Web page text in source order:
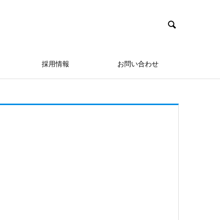

採用情報 お問い合わせ